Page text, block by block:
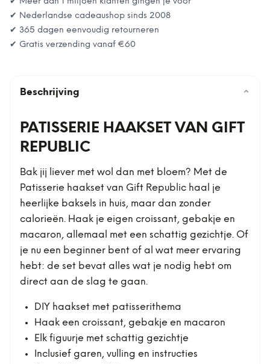
✔ Nederlandse cadeaushop sinds 2008
✔ 365 dagen eenvoudig retourneren
✔ Gratis verzending vanaf €60
Beschrijving ⌄
PATISSERIE HAAKSET VAN GIFT
REPUBLIC
Bak jij liever met wol dan met bloem? Met de
Patisserie haakset van Gift Republic haal je
heerlijke baksels in huis, maar dan zonder
calorieën. Haak je eigen croissant, gebakje en
macaron, allemaal met een schattig gezichtje. Of
je nu een beginner bent of al wat meer ervaring
hebt: de set bevat alles wat je nodig hebt om
direct aan de slag te gaan.
DIY haakset met patisserithema
Haak een croissant, gebakje en macaron
Elk figuurje met schattig gezichtje
Inclusief garen, vulling en instructies